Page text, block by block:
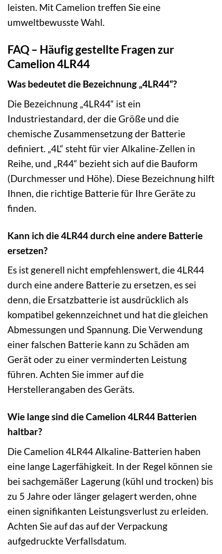
leisten. Mit Camelion treffen Sie eine
umweltbewusste Wahl.
FAQ – Häufig gestellte Fragen zur
Camelion 4LR44
Was bedeutet die Bezeichnung „4LR44“?
Die Bezeichnung „4LR44“ ist ein
Industriestandard, der die Größe und die
chemische Zusammensetzung der Batterie
definiert. „4L“ steht für vier Alkaline-Zellen in
Reihe, und „R44“ bezieht sich auf die Bauform
(Durchmesser und Höhe). Diese Bezeichnung hilft
Ihnen, die richtige Batterie für Ihre Geräte zu
finden.
Kann ich die 4LR44 durch eine andere Batterie
ersetzen?
Es ist generell nicht empfehlenswert, die 4LR44
durch eine andere Batterie zu ersetzen, es sei
denn, die Ersatzbatterie ist ausdrücklich als
kompatibel gekennzeichnet und hat die gleichen
Abmessungen und Spannung. Die Verwendung
einer falschen Batterie kann zu Schäden am
Gerät oder zu einer verminderten Leistung
führen. Achten Sie immer auf die
Herstellerangaben des Geräts.
Wie lange sind die Camelion 4LR44 Batterien
haltbar?
Die Camelion 4LR44 Alkaline-Batterien haben
eine lange Lagerfähigkeit. In der Regel können sie
bei sachgemäßer Lagerung (kühl und trocken) bis
zu 5 Jahre oder länger gelagert werden, ohne
einen signifikanten Leistungsverlust zu erleiden.
Achten Sie auf das auf der Verpackung
aufgedruckte Verfallsdatum.